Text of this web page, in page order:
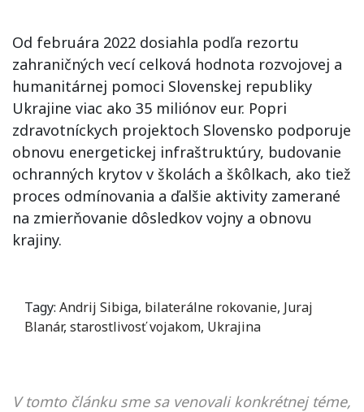
Od februára 2022 dosiahla podľa rezortu
zahraničných vecí celková hodnota rozvojovej a
humanitárnej pomoci Slovenskej republiky
Ukrajine viac ako 35 miliónov eur. Popri
zdravotníckych projektoch Slovensko podporuje
obnovu energetickej infraštruktúry, budovanie
ochranných krytov v školách a škôlkach, ako tiež
proces odmínovania a ďalšie aktivity zamerané
na zmierňovanie dôsledkov vojny a obnovu
krajiny.
Tagy: Andrij Sibiga, bilaterálne rokovanie, Juraj
Blanár, starostlivosť vojakom, Ukrajina
V tomto článku sme sa venovali konkrétnej téme,